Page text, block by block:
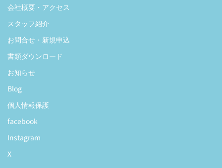
会社概要・アクセス
スタッフ紹介
お問合せ・新規申込
書類ダウンロード
お知らせ
Blog
個人情報保護
facebook
Instagram
X